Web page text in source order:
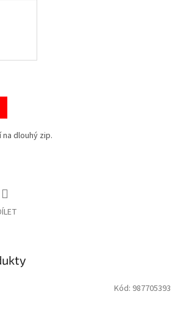
na dlouhý zip.
Kód: 987705393